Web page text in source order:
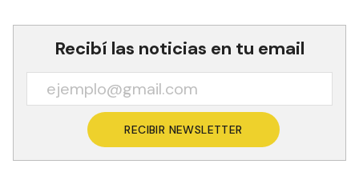
Recibí las noticias en tu email
RECIBIR NEWSLETTER